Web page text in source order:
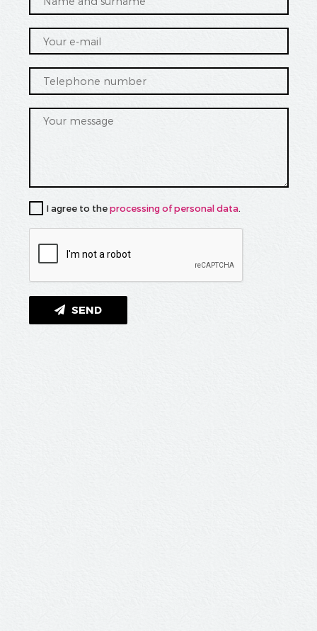
I agree to the processing of personal data.
SEND